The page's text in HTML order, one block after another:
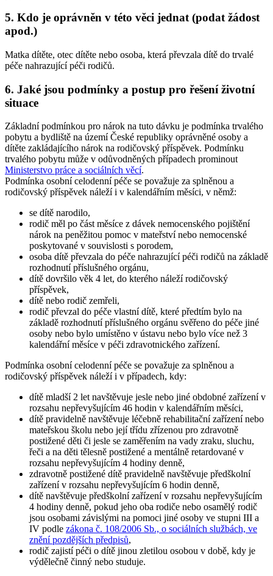
5. Kdo je oprávněn v této věci jednat (podat žádost
apod.)
Matka dítěte, otec dítěte nebo osoba, která převzala dítě do trvalé
péče nahrazující péči rodičů.
6. Jaké jsou podmínky a postup pro řešení životní
situace
Základní podmínkou pro nárok na tuto dávku je podmínka trvalého
pobytu a bydliště na území České republiky oprávněné osoby a
dítěte zakládajícího nárok na rodičovský příspěvek. Podmínku
trvalého pobytu může v odůvodněných případech prominout
Ministerstvo práce a sociálních věcí.
Podmínka osobní celodenní péče se považuje za splněnou a
rodičovský příspěvek náleží i v kalendářním měsíci, v němž:
se dítě narodilo,
rodič měl po část měsíce z dávek nemocenského pojištění
nárok na peněžitou pomoc v mateřství nebo nemocenské
poskytované v souvislosti s porodem,
osoba dítě převzala do péče nahrazující péči rodičů na základě
rozhodnutí příslušného orgánu,
dítě dovršilo věk 4 let, do kterého náleží rodičovský
příspěvek,
dítě nebo rodič zemřeli,
rodič převzal do péče vlastní dítě, které předtím bylo na
základě rozhodnutí příslušného orgánu svěřeno do péče jiné
osoby nebo bylo umístěno v ústavu nebo bylo více než 3
kalendářní měsíce v péči zdravotnického zařízení.
Podmínka osobní celodenní péče se považuje za splněnou a
rodičovský příspěvek náleží i v případech, kdy:
dítě mladší 2 let navštěvuje jesle nebo jiné obdobné zařízení v
rozsahu nepřevyšujícím 46 hodin v kalendářním měsíci,
dítě pravidelně navštěvuje léčebně rehabilitační zařízení nebo
mateřskou školu nebo její třídu zřízenou pro zdravotně
postižené děti či jesle se zaměřením na vady zraku, sluchu,
řeči a na děti tělesně postižené a mentálně retardované v
rozsahu nepřevyšujícím 4 hodiny denně,
zdravotně postižené dítě pravidelně navštěvuje předškolní
zařízení v rozsahu nepřevyšujícím 6 hodin denně,
dítě navštěvuje předškolní zařízení v rozsahu nepřevyšujícím
4 hodiny denně, pokud jeho oba rodiče nebo osamělý rodič
jsou osobami závislými na pomoci jiné osoby ve stupni III a
IV podle zákona č. 108/2006 Sb., o sociálních službách, ve
znění pozdějších předpisů,
rodič zajistí péči o dítě jinou zletilou osobou v době, kdy je
výdělečně činný nebo studuje.